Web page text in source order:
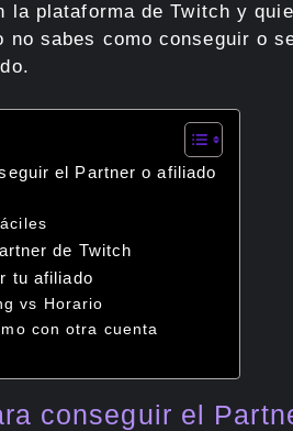
la plataforma de Twitch y
no sabes como conseguir o
el Partner o afiliado
de Twitch
tu afiliado
vs Horario
con otra cuenta
conseguir el